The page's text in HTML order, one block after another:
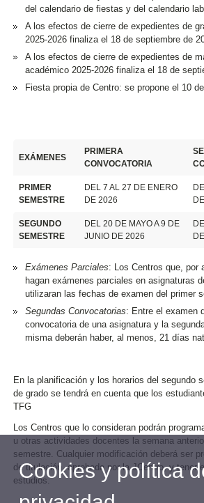
del calendario de fiestas y del calendario
A los efectos de cierre de expedientes de
2025-2026 finaliza el 18 de septiembre de
A los efectos de cierre de expedientes de
académico 2025-2026 finaliza el 18 de
Fiesta propia de Centro: se propone el 10
EXÁMENES
PRIMERA
CONVOCATORIA
PRIMER
SEMESTRE
DEL 7 AL 27 DE ENERO
DE 2026
SEGUNDO
SEMESTRE
DEL 20 DE MAYO A 9 DE
JUNIO DE 2026
Exámenes Parciales: Los Centros que, por
hagan exámenes parciales en asignaturas
utilizaran las fechas de examen del primer
Segundas Convocatorias: Entre el examen
convocatoria de una asignatura y la
misma deberán haber, al menos, 21 días
En la planificación y los horarios del segundo
de grado se tendrá en cuenta que los
TFG
Los Centros que lo consideran podrán
u otras actividades docentes la semana
semestre. Cualquier modificación deberá ser
de titulación, aprobada por la JCentro, y tener
estudios.
Cookies y política